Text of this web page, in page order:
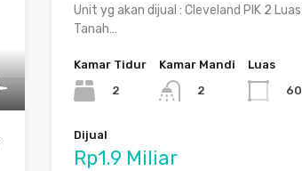
Unit yg akan dijual : Cleveland PIK 2 Luas
Tanah…
Kamar Tidur
2
Kamar Mandi
2
Luas
60
Dijual
Rp1.9 Miliar